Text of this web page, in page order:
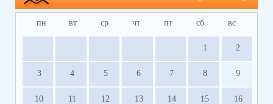
пн вт ср чт пт сб вс
1 2
3 4 5 6 7 8 9
10 11 12 13 14 15 16